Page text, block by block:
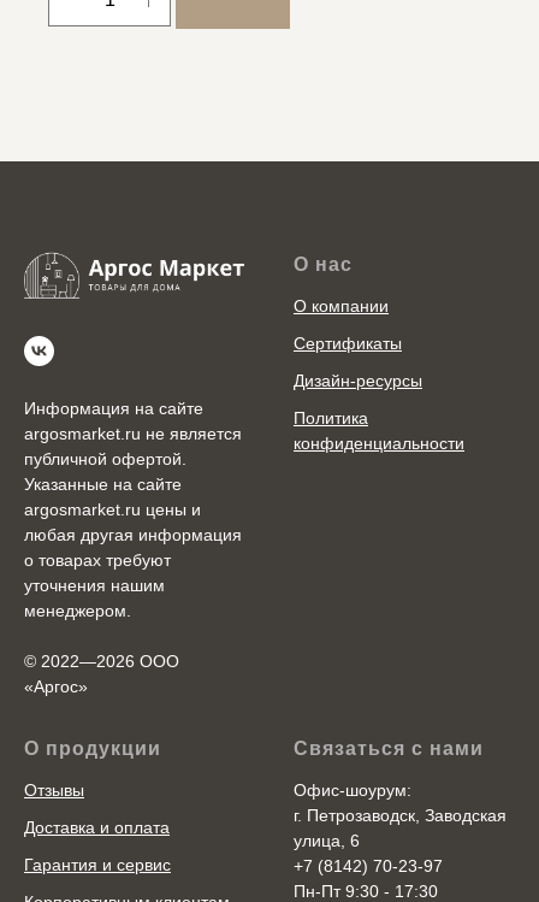
Информация на сайте
argosmarket.ru не является
публичной офертой.
Указанные на сайте
argosmarket.ru цены и
любая другая информация
о товарах требуют
уточнения нашим
менеджером.
© 2022—2026 ООО
«Аргоc»
О нас
О компании
Сертификаты
Дизайн-ресурсы
Политика
конфиденциальности
О продукции
Отзывы
Доставка и оплата
Гарантия и сервис
Связаться с нами
Офис-шоурум:
г. Петрозаводск, Заводская
улица, 6
+7 (8142) 70-23-97
Пн-Пт 9:30 - 17:30